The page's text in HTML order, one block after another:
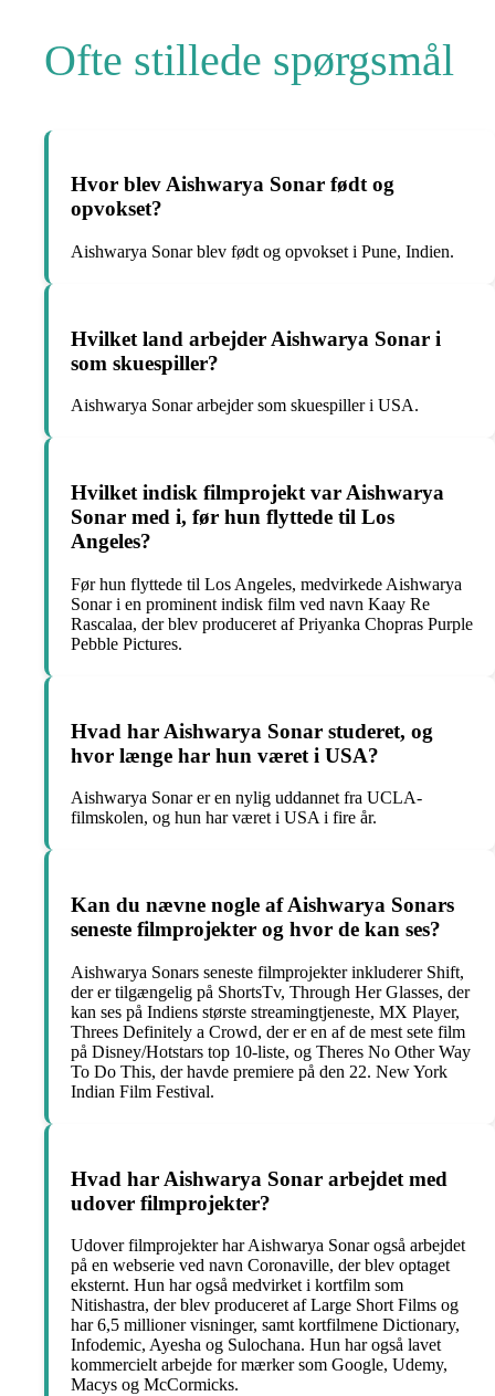
Ofte stillede spørgsmål
Hvor blev Aishwarya Sonar født og
opvokset?
Aishwarya Sonar blev født og opvokset i Pune, Indien.
Hvilket land arbejder Aishwarya Sonar i
som skuespiller?
Aishwarya Sonar arbejder som skuespiller i USA.
Hvilket indisk filmprojekt var Aishwarya
Sonar med i, før hun flyttede til Los
Angeles?
Før hun flyttede til Los Angeles, medvirkede Aishwarya
Sonar i en prominent indisk film ved navn Kaay Re
Rascalaa, der blev produceret af Priyanka Chopras Purple
Pebble Pictures.
Hvad har Aishwarya Sonar studeret, og
hvor længe har hun været i USA?
Aishwarya Sonar er en nylig uddannet fra UCLA-
filmskolen, og hun har været i USA i fire år.
Kan du nævne nogle af Aishwarya Sonars
seneste filmprojekter og hvor de kan ses?
Aishwarya Sonars seneste filmprojekter inkluderer Shift,
der er tilgængelig på ShortsTv, Through Her Glasses, der
kan ses på Indiens største streamingtjeneste, MX Player,
Threes Definitely a Crowd, der er en af de mest sete film
på Disney/Hotstars top 10-liste, og Theres No Other Way
To Do This, der havde premiere på den 22. New York
Indian Film Festival.
Hvad har Aishwarya Sonar arbejdet med
udover filmprojekter?
Udover filmprojekter har Aishwarya Sonar også arbejdet
på en webserie ved navn Coronaville, der blev optaget
eksternt. Hun har også medvirket i kortfilm som
Nitishastra, der blev produceret af Large Short Films og
har 6,5 millioner visninger, samt kortfilmene Dictionary,
Infodemic, Ayesha og Sulochana. Hun har også lavet
kommercielt arbejde for mærker som Google, Udemy,
Macys og McCormicks.